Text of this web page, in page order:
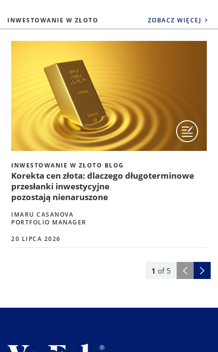
INWESTOWANIE W ZŁOTO ZOBACZ WIĘCEJ
1 of 5
INWESTOWANIE W ZŁOTO BLOG
Korekta cen złota: dlaczego długoterminowe
przesłanki inwestycyjne
pozostają nienaruszone
IMARU CASANOVA
PORTFOLIO MANAGER
20 LIPCA 2026